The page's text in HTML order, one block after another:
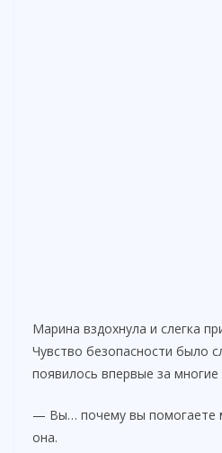
Марина вздохнула и слегка
Чувство безопасности было
появилось впервые за многие
— Вы… почему вы помогаете
она.